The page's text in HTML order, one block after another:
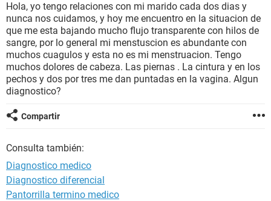
BIENESTAR
SEXUALIDAD
GLOSARIO
Hola, yo tengo relaciones con mi marido cada dos dias y
nunca nos cuidamos, y hoy me encuentro en la situacion de
que me esta bajando mucho flujo transparente con hilos de
sangre, por lo general mi menstuscion es abundante con
muchos cuagulos y esta no es mi menstruacion. Tengo
muchos dolores de cabeza. Las piernas . La cintura y en los
pechos y dos por tres me dan puntadas en la vagina. Algun
diagnostico?
Compartir
Consulta también:
Diagnostico medico
Diagnostico diferencial
Pantorrilla termino medico